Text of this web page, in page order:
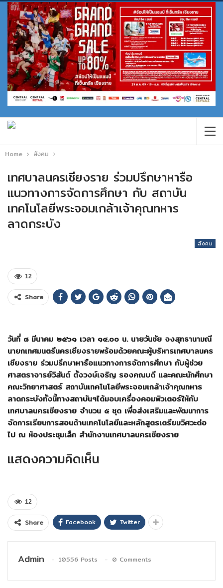
Home สังคม
เทศบาลนครเชียงราย ร่วมปรึกษาหารือ
แนวทางการจัดการศึกษา กับ สถาบัน
เทคโนโลยีพระจอมเกล้าเจ้าคุณทหาร
ลาดกระบัง
สังคม
12
Share
วันที่ ๘ มีนาคม ๒๕๖๑ เวลา ๑๔.๐๐ น. นายวันชัย จงสุทธานามณี
นายกเทศมนตรีนครเชียงรายพร้อมด้วยคณะผู้บริหารเทศบาลนคร
เชียงราย ร่วมปรึกษาหารือแนวทางการจัดการศึกษา กับผู้ช่วย
ศาสตราจารย์วิสันต์ ตั้งวงษ์เจริญ รองคณบดี และคณะนักศึกษา
คณะวิทยาศาสตร์ สถาบันเทคโนโลยีพระจอมเกล้าเจ้าคุณทหาร
ลาดกระบังทั้งนี้ทางสถาบันฯได้มอบเครื่องคอมพิวเตอร์ให้กับ
เทศบาลนครเชียงราย จำนวน ๕ ชุด เพื่อส่งเสริมและพัฒนาการ
จัดการเรียนการสอนด้านเทคโนโลยีและหลักสูตรเตรียมวิศวะต่อ
ไป ณ ห้องประชุมเล็ก สำนักงานเทศบาลนครเชียงราย
แสดงความคิดเห็น
12
Share Facebook Twitter
Admin 10556 Posts 0 Comments